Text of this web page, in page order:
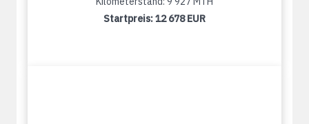
Startpreis:12 678 EUR